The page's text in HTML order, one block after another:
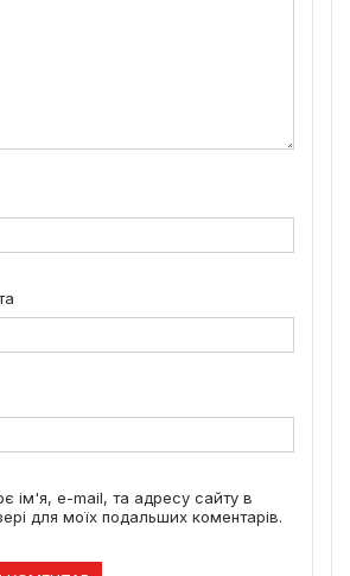
ім'я, e-mail, та адресу сайту в
для моїх подальших коментарів.